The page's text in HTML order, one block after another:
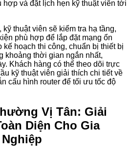
và đặt lịch hẹn kỹ thuật viên tới
thuật viên sẽ kiểm tra hạ tầng,
phù hợp để lắp đặt mạng ổn
kế hoạch thi công, chuẩn bị thiết bị
khoảng thời gian ngắn nhất,
Khách hàng có thể theo dõi trực
kỹ thuật viên giải thích chi tiết về
cấu hình router để tối ưu tốc độ
Vị Tân: Giải
Diện Cho Gia